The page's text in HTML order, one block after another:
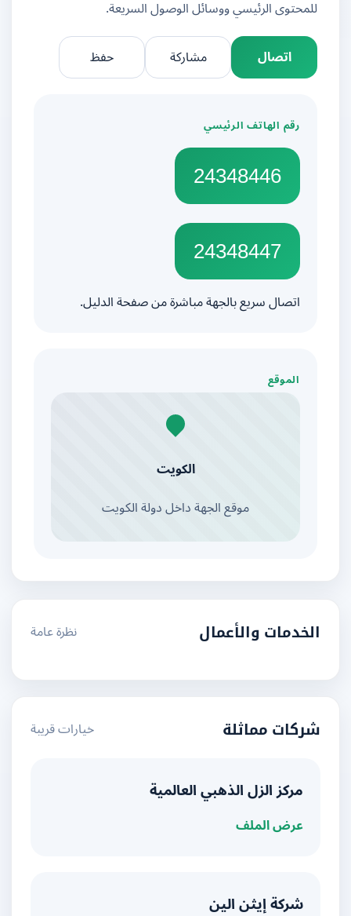
للمحتوى الرئيسي ووسائل الوصول السريعة.
اتصال
مشاركة
رقم الهاتف الرئيسي
24348446
24348447
اتصال سريع بالجهة مباشرة من صفحة الدليل.
الموقع
الكويت
موقع الجهة داخل دولة الكويت
الخدمات والأعمال نظرة عامة
شركات مماثلة خيارات قريبة
مركز الزل الذهبي العالمية
عرض الملف
شركة إيثن الين